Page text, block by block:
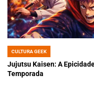
POSTED
IN
CULTURA GEEK
Jujutsu Kaisen: A
Temporada